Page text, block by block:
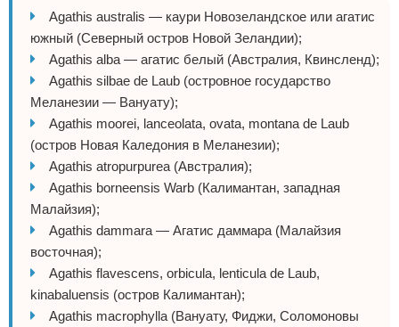
Agathis australis — каури Новозеландское или агатис
южный (Северный остров Новой Зеландии);
Agathis alba — агатис белый (Австралия, Квинсленд);
Agathis silbae de Laub (островное государство
Меланезии — Вануату);
Agathis moorei, lanceolata, ovata, montana de Laub
(остров Новая Каледония в Меланезии);
Agathis atropurpurea (Австралия);
Agathis borneensis Warb (Калимантан, западная
Малайзия);
Agathis dammara — Агатис даммара (Малайзия
восточная);
Agathis flavescens, orbicula, lenticula de Laub,
kinabaluensis (остров Калимантан);
Agathis macrophylla (Вануату, Фиджи, Соломоновы